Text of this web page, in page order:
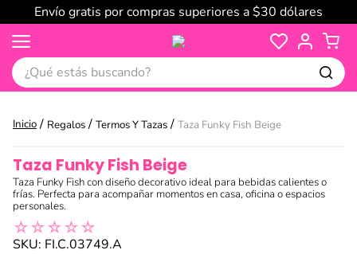
Envío gratis por compras superiores a $30 dólares
¿Qué estás buscando?
Regalos Termos Y Tazas Taza Funky Fish Beige
Taza Funky Fish Beige
Taza Funky Fish con diseño decorativo ideal para bebidas calientes o
frías. Perfecta para acompañar momentos en casa, oficina o espacios
personales.
☆☆☆☆☆
SKU: FI.C.03749.A